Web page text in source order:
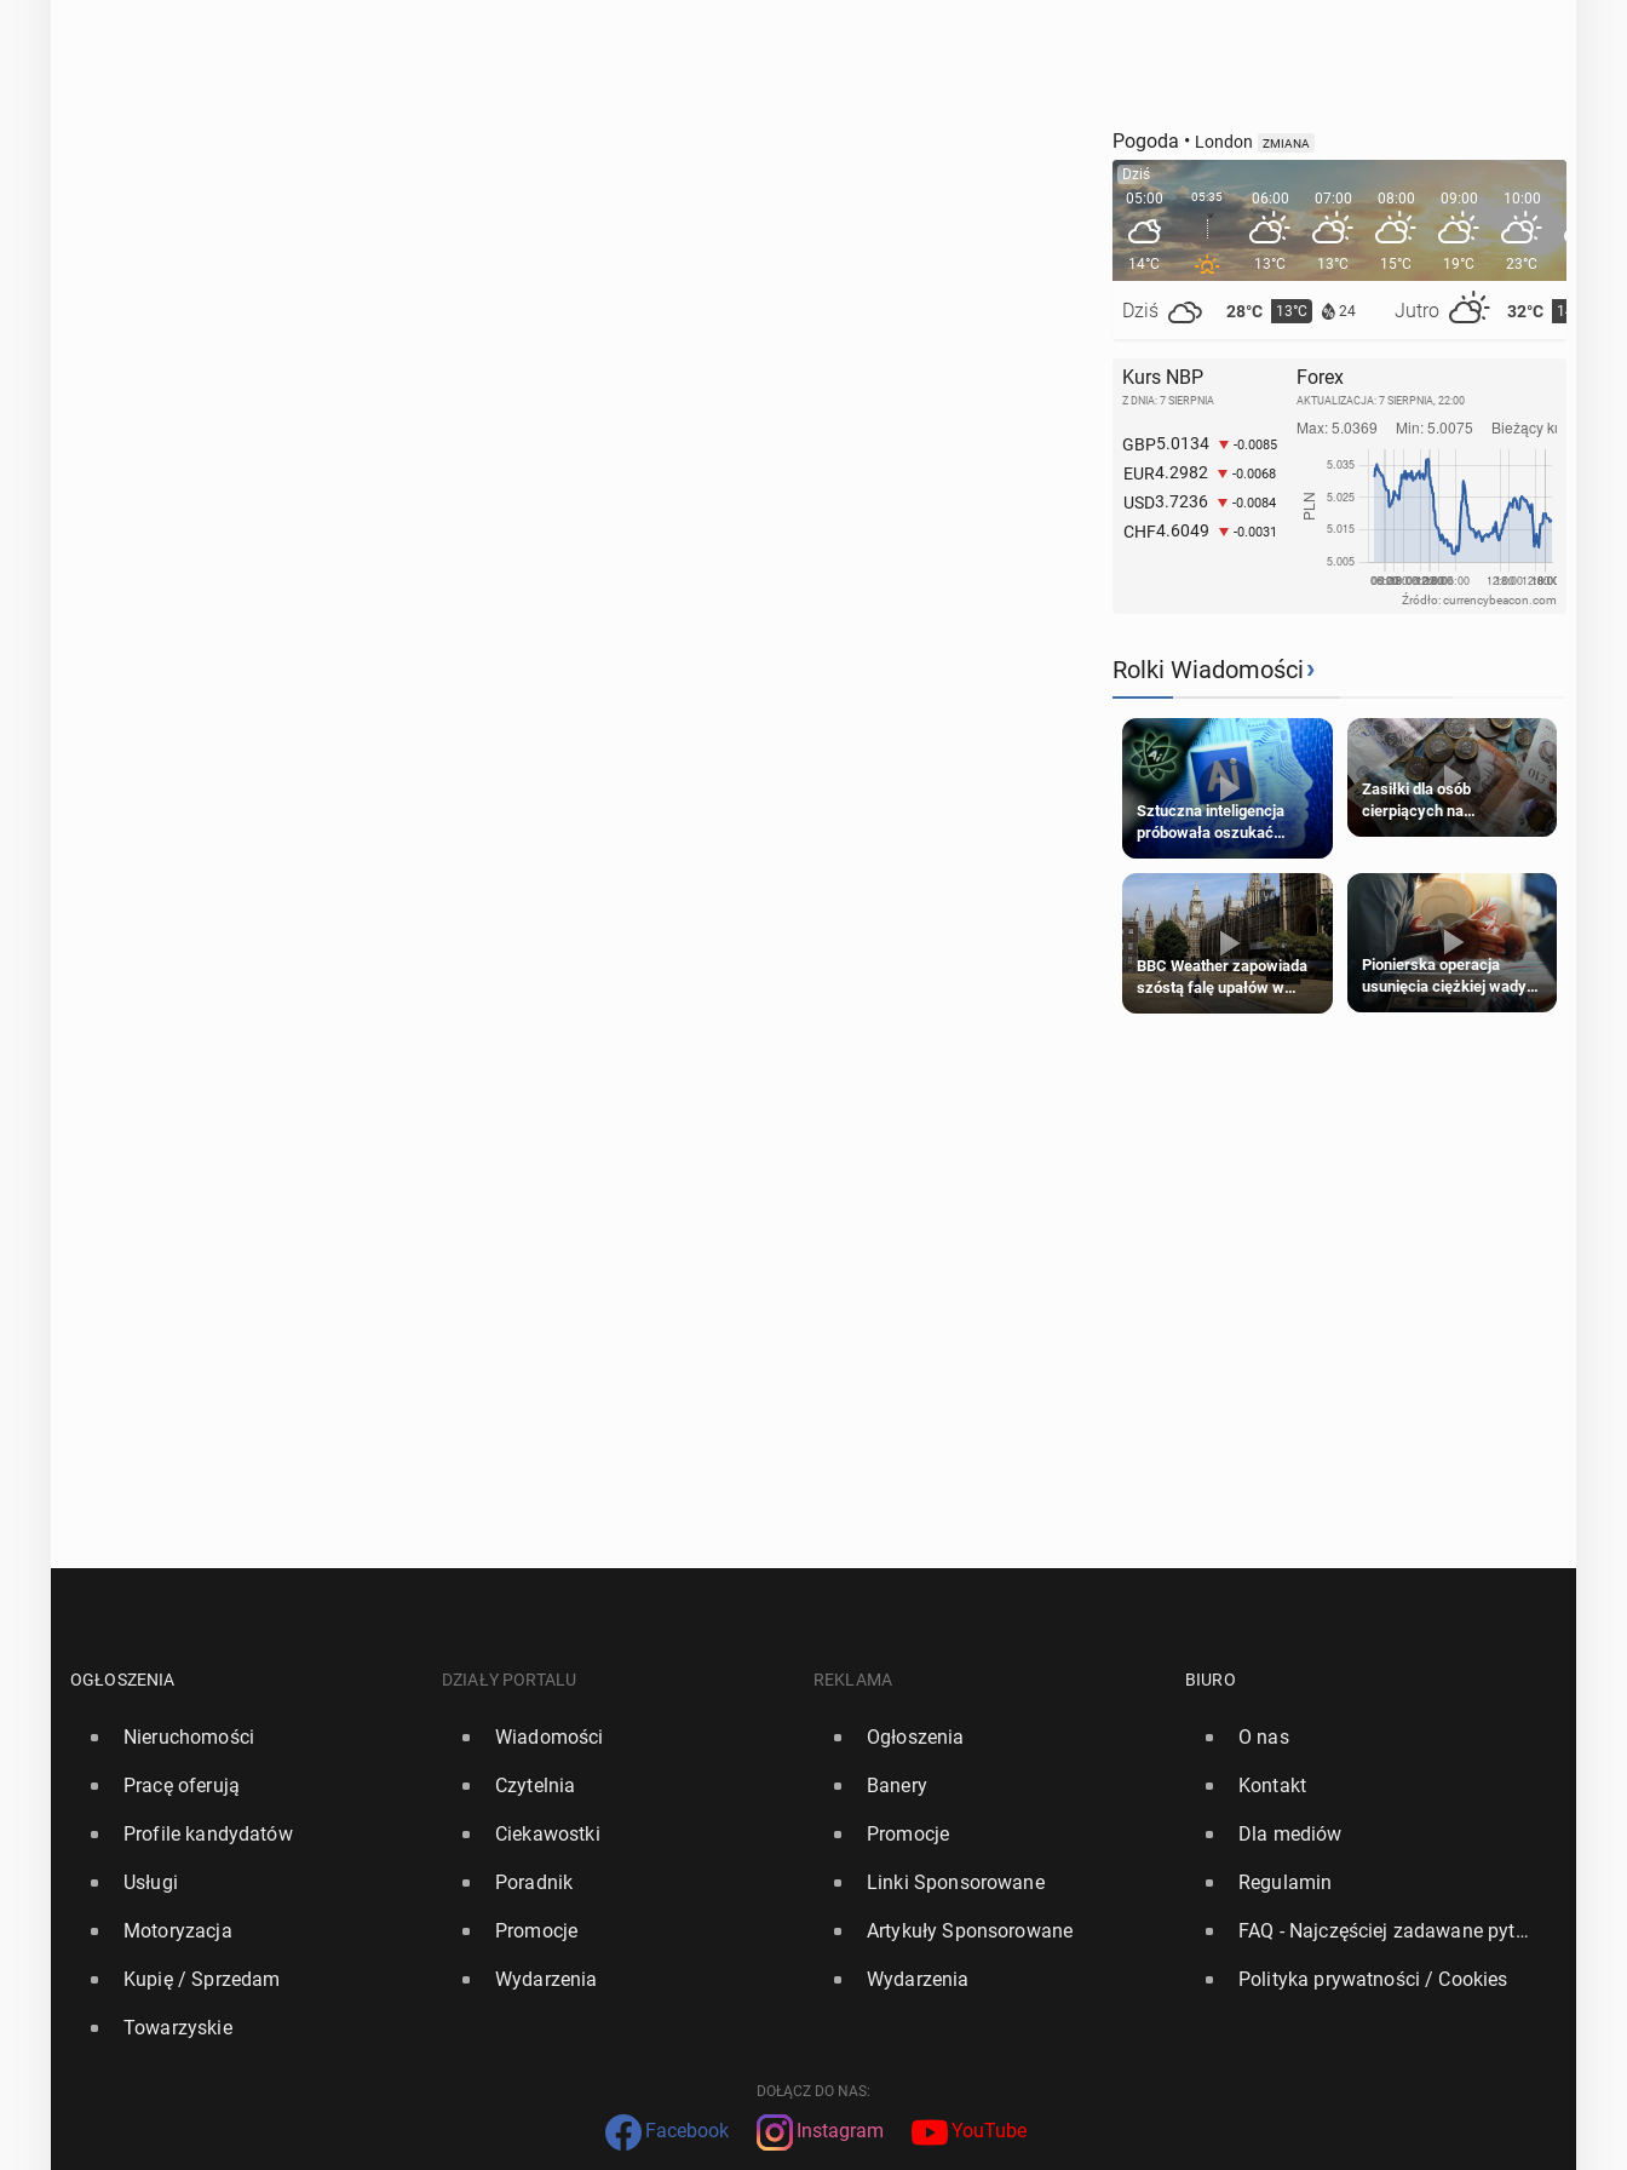
Pogoda • London ZMIANA
Dziś
05:00
14°C
Dziś 28°C 13°C 24 Jutro 32°C 14°C
05:35 06:00
13°C
07:00
13°C
08:00
15°C
09:00
19°C
10:00
23°C
11:00
Kurs NBP
Z DNIA: 7 SIERPNIA
GBP5.0134 -0.0085
EUR4.2982 -0.0068
USD3.7236 -0.0084
CHF4.6049 -0.0031
Forex
AKTUALIZACJA: 7 SIERPNIA, 22:00
Źródło: currencybeacon.com
Rolki Wiadomości›
Sztuczna inteligencja
próbowała oszukać
człowieka
Zasiłki dla osób
cierpiących na
schorzenia psychiczne
BBC Weather zapowiada
szóstą falę upałów w
Londynie
Pionierska operacja
usunięcia ciężkiej wady
wrodzonej płodu w łonie
OGŁOSZENIA
Nieruchomości
Pracę oferują
Profile kandydatów
Usługi
Motoryzacja
Kupię / Sprzedam
Towarzyskie
DZIAŁY PORTALU
Wiadomości
Czytelnia
Ciekawostki
Poradnik
Promocje
Wydarzenia
REKLAMA
Ogłoszenia
Banery
Promocje
Linki Sponsorowane
Artykuły Sponsorowane
Wydarzenia
BIURO
O nas
Kontakt
Dla mediów
Regulamin
FAQ - Najczęściej zadawane pytania
Polityka prywatności / Cookies
DOŁĄCZ DO NAS:
Facebook Instagram YouTube